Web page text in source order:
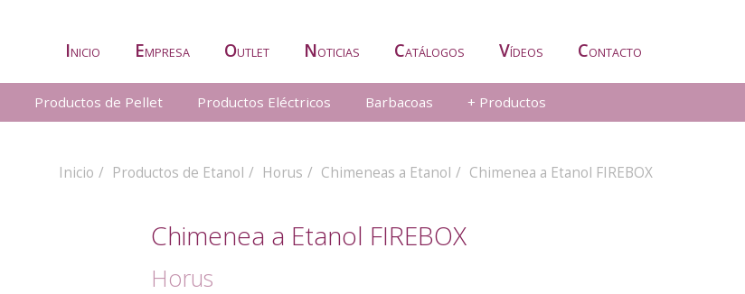
INICIO EMPRESA OUTLET NOTICIAS CATÁLOGOS VÍDEOS CONTACTO
Productos de Pellet Productos Eléctricos Barbacoas + Productos
Inicio Productos de Etanol Horus Chimeneas a Etanol Chimenea a Etanol FIREBOX
Chimenea a Etanol FIREBOX
Horus